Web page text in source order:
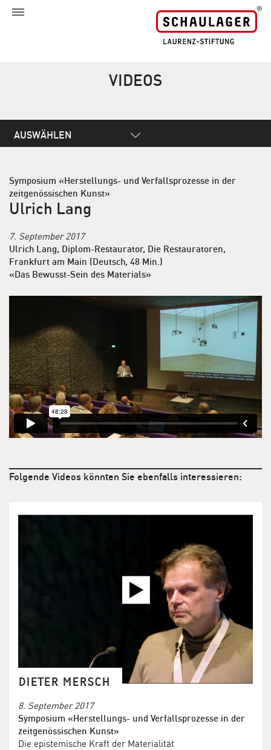
VIDEOS
AUSWÄHLEN
Symposium «Herstellungs- und Verfallsprozesse in der
zeitgenössischen Kunst»
Ulrich Lang
7. September 2017
Ulrich Lang, Diplom-Restaurator, Die Restauratoren,
Frankfurt am Main (Deutsch, 48 Min.)
«Das Bewusst-Sein des Materials»
Folgende Videos könnten Sie ebenfalls interessieren:
DIETER MERSCH
8. September 2017
Symposium «Herstellungs- und Verfallsprozesse in der
zeitgenössischen Kunst»
Die epistemische Kraft der Materialität